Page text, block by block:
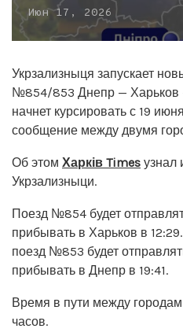
Июн 17, 2026
Укрзализныця запускает
№854/853 Днепр —
начнет курсировать с 19
сообщение между двумя
Об этом Харків Times узнал
Укрзализныци.
Поезд №854 будет
прибывать в Харьков в
поезд №853 будет
прибывать в Днепр в 19:41.
Время в пути между
часов.